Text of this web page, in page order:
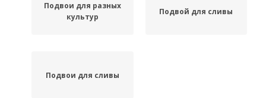
Подвои для разных
культур
Подвой для сливы
Подвои для сливы